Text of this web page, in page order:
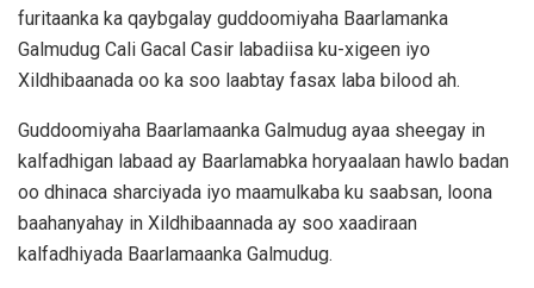
furitaanka ka qaybgalay guddoomiyaha Baarlamanka
Galmudug Cali Gacal Casir labadiisa ku-xigeen iyo
Xildhibaanada oo ka soo laabtay fasax laba bilood ah.
Guddoomiyaha Baarlamaanka Galmudug ayaa sheegay in
kalfadhigan labaad ay Baarlamabka horyaalaan hawlo badan
oo dhinaca sharciyada iyo maamulkaba ku saabsan, loona
baahanyahay in Xildhibaannada ay soo xaadiraan
kalfadhiyada Baarlamaanka Galmudug.